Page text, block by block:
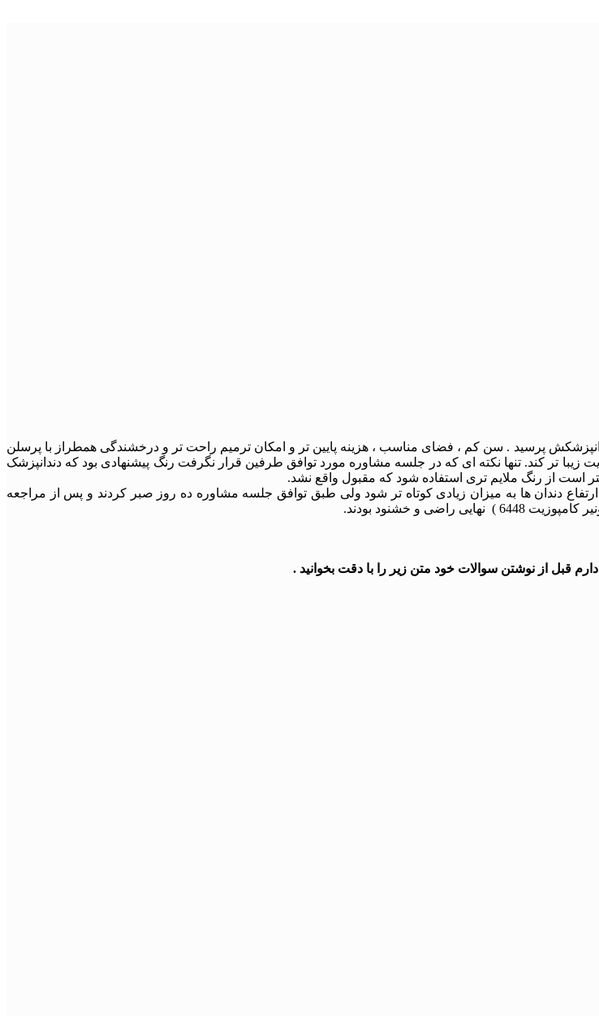
پرسید . سن کم ، فضای مناسب ، هزینه پایین تر و امکان ترمیم راحت تر و درخشندگی همطراز با پرسلن
زیبا تر کند. تنها نکته ای که در جلسه مشاوره مورد توافق طرفین قرار نگرفت رنگ پیشنهادی بود که دندانپزشک
است از رنگ ملایم تری استفاده شود که مقبول واقع نشد.
ارتفاع دندان ها به میزان زیادی کوتاه تر شود ولی طبق توافق جلسه مشاوره ده روز صبر کردند و پس از مراجعه
و خشنود بودند.
قبل از نوشتن سوالات خود متن زیر را با دقت بخوانید .